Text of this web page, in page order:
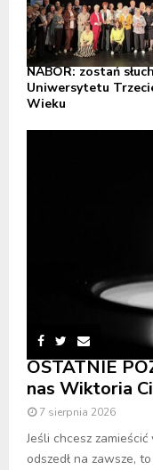
NABÓR: zostań
Uniwersytetu
Wieku
OSTATNIE
nas Wiktoria
7 sierpnia 2026
Jeśli chcesz
odszedł na zawsze,